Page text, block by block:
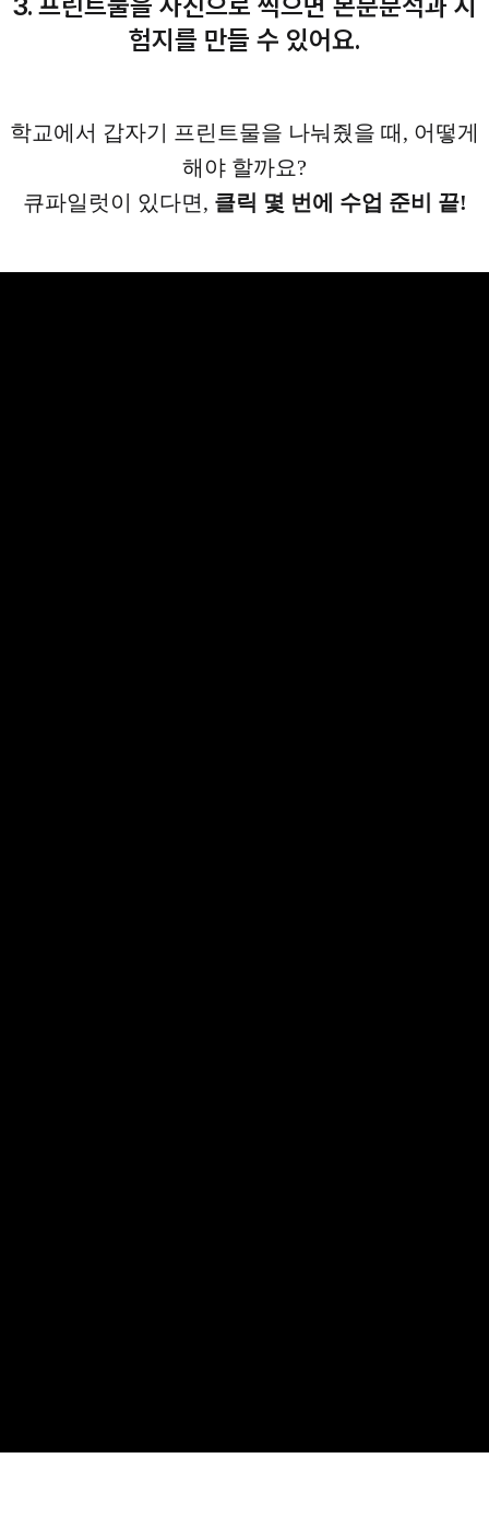
3. 프린트물을 사진으로 찍으면 본문분석과 시
험지를 만들 수 있어요.
학교에서 갑자기 프린트물을 나눠줬을 때, 어떻게
해야 할까요?
큐파일럿이 있다면, 클릭 몇 번에 수업 준비 끝!